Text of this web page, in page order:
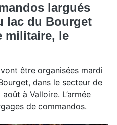
largués
lac du Bourget
militaire, le
être organisées mardi
dans le secteur de
à Valloire. L’armée
de commandos.